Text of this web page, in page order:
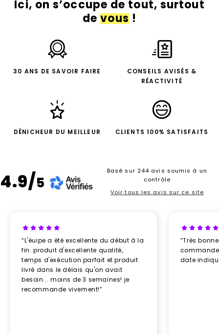
Ici, on s’occupe de tout, surtout
devous !
30 ANS DE SAVOIR FAIRE
CONSEILS AVISÉS &
RÉACTIVITÉ
DÉNICHEUR DU MEILLEUR CLIENTS 100% SATISFAITS
4.9/5
Basé sur 244 avis soumis à un
contrôle
Voir tous les avis sur ce site
“L'éuipe a été excellente du début à la
fin. produit d'excellente qualité,
temps d'exécution parfait et produit
livré dans le délais qu'on avait
besoin... moins de 3 semaines! je
recommande vivement!”
“Très
date